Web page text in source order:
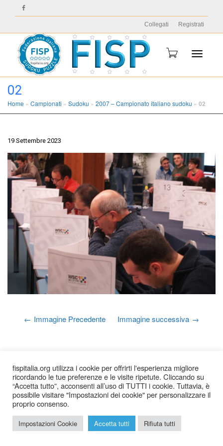
Collegati Registrati
02
Home » Campionati » Sudoku » 2007 – Campionato italiano sudoku » 02
19 Settembre 2023
Immagine Precedente Immagine successiva
2026 © Federazione Italiana Sudoku Puzzle |Chi siamo
Privacy
fispitalia.org utilizza i cookie per offrirti l'esperienza migliore
ricordando le tue preferenze e le visite ripetute. Cliccando su
“Accetta tutto”, acconsenti all’uso di TUTTI i cookie. Tuttavia, è
possibile visitare "Impostazioni dei cookie" per personalizzare il
proprio consenso.
Impostazioni Cookie Accetta tutti Rifiuta tutti